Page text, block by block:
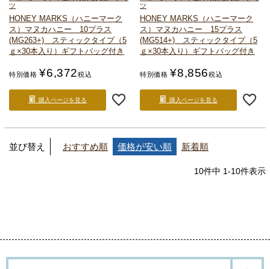
ツ
HONEY MARKS（ハニーマーク
ス） マヌカハニー 10プラス
(MG263+) スティックタイプ（5
ｇ×30本入り） ギフトバッグ付き
特別価格 ¥6,372税込
購入ページを見る
ツ
HONEY MARKS（ハニーマーク
ス） マヌカハニー 15プラス
(MG514+) スティックタイプ（5
ｇ×30本入り） ギフトバッグ付き
特別価格 ¥8,856税込
購入ページを見る
並び替え おすすめ順 価格が安い順 新着順
10件中 1-10件表示